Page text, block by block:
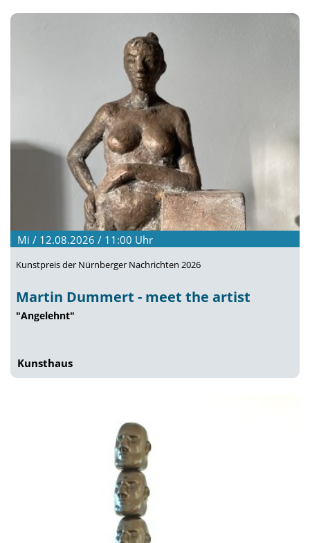
Mi / 12.08.2026 / 11:00 Uhr
Kunstpreis der Nürnberger Nachrichten 2026
Martin Dummert - meet the artist
"Angelehnt"
Kunsthaus